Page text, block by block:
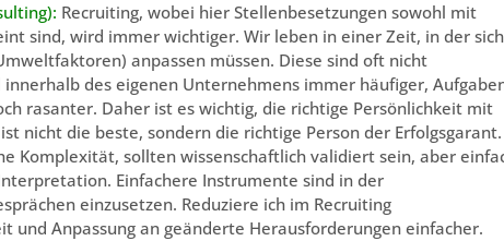
Recruiting, wobei hier Stellenbesetzungen sowohl mit
sind, wird immer wichtiger. Wir leben in einer Zeit, in der sich
anpassen müssen. Diese sind oft nicht
des eigenen Unternehmens immer häufiger,
rasanter. Daher ist es wichtig, die richtige Persönlichkeit mit
nicht die beste, sondern die richtige Person der Erfolgsgarant.
Komplexität, sollten wissenschaftlich validiert sein, aber
Einfachere Instrumente sind in der
einzusetzen. Reduziere ich im Recruiting
und Anpassung an geänderte Herausforderungen einfacher.